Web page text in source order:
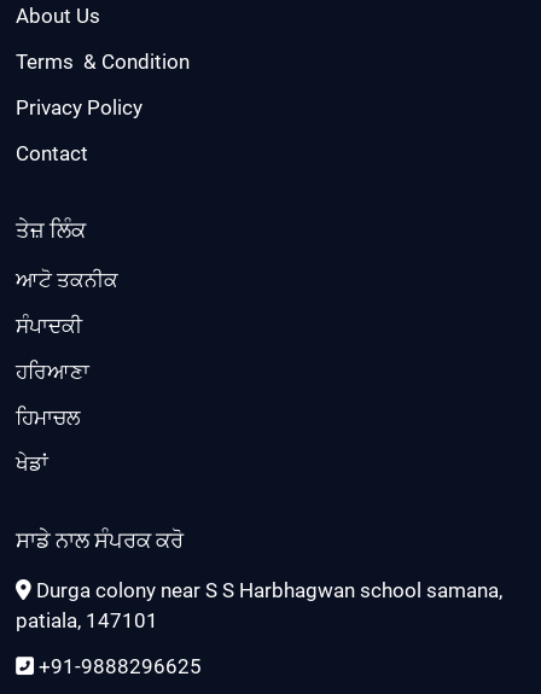
About Us
Terms & Condition
Privacy Policy
Contact
ਤੇਜ਼ ਲਿੰਕ
ਆਟੋ ਤਕਨੀਕ
ਸੰਪਾਦਕੀ
ਹਰਿਆਣਾ
ਹਿਮਾਚਲ
ਖੇਡਾਂ
ਸਾਡੇ ਨਾਲ ਸੰਪਰਕ ਕਰੋ
Durga colony near S S Harbhagwan school samana,
patiala, 147101
+91-9888296625